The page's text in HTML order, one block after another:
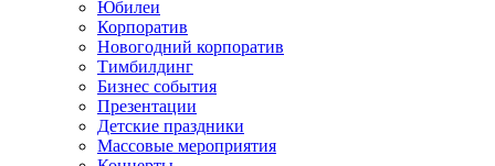
Юбилеи
Корпоратив
Новогодний корпоратив
Тимбилдинг
Бизнес события
Презентации
Детские праздники
Массовые мероприятия